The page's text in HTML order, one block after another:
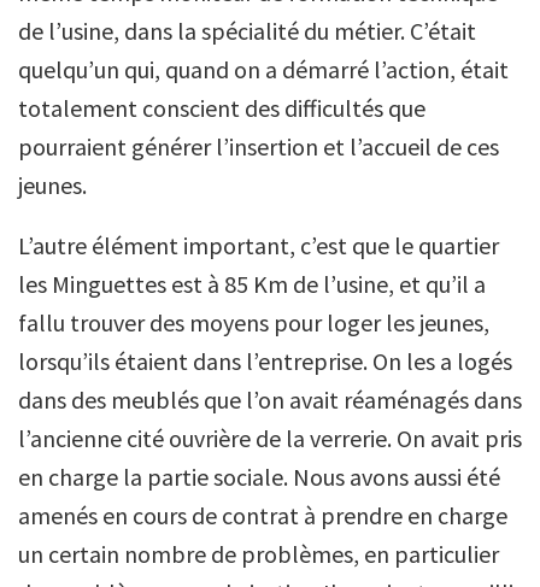
de l’usine, dans la spécialité du métier. C’était
quelqu’un qui, quand on a démarré l’action, était
totalement conscient des difficultés que
pourraient générer l’insertion et l’accueil de ces
jeunes.
L’autre élément important, c’est que le quartier
les Minguettes est à 85 Km de l’usine, et qu’il a
fallu trouver des moyens pour loger les jeunes,
lorsqu’ils étaient dans l’entreprise. On les a logés
dans des meublés que l’on avait réaménagés dans
l’ancienne cité ouvrière de la verrerie. On avait pris
en charge la partie sociale. Nous avons aussi été
amenés en cours de contrat à prendre en charge
un certain nombre de problèmes, en particulier